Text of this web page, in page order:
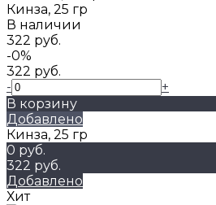
Кинза, 25 гр
В наличии
322 руб.
-0%
322 руб.
-
+
В корзину
Добавлено
Кинза, 25 гр
0 руб.
322 руб.
Добавлено
Хит